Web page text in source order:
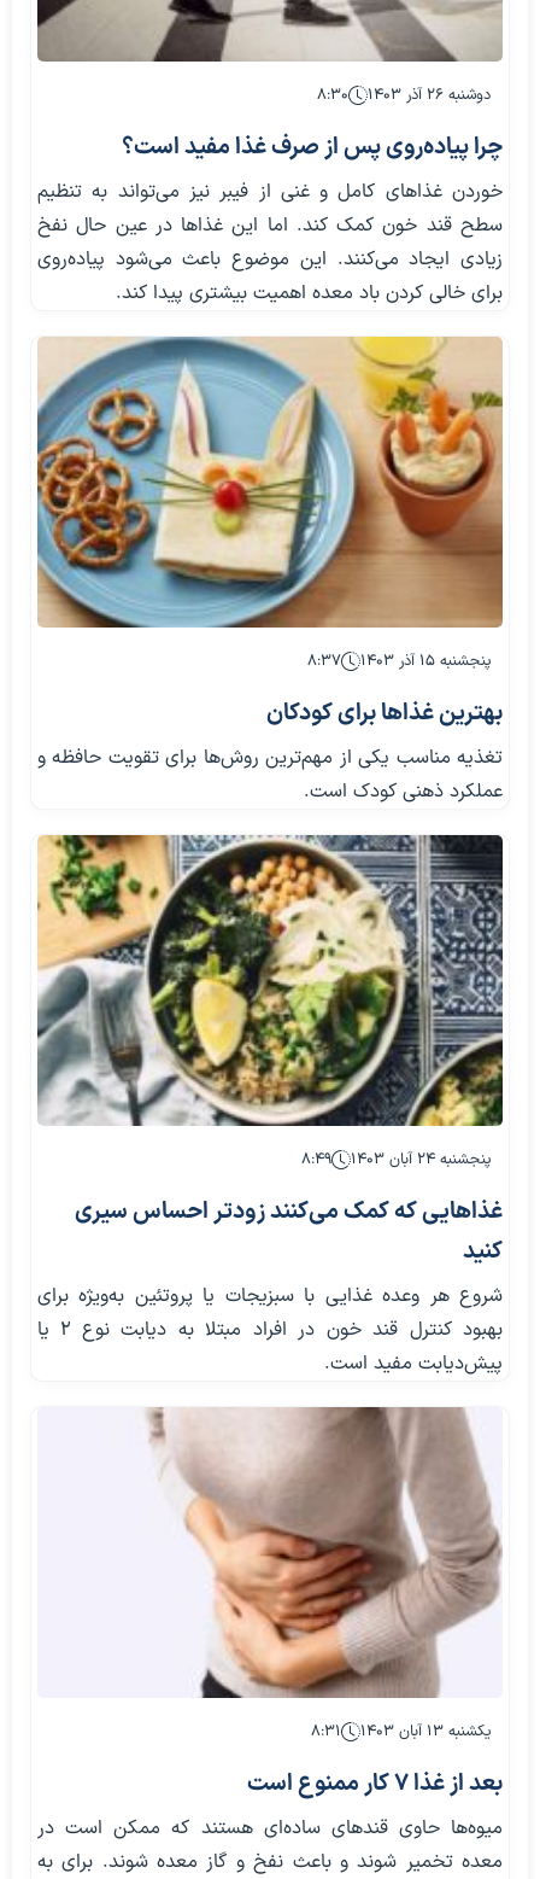
دوشنبه ۲۶ آذر ۱۴۰۳ ۸:۳۰
چرا پیاده‌روی پس از صرف غذا مفید است؟
خوردن غذاهای کامل و غنی از فیبر نیز می‌تواند به تنظیم
سطح قند خون کمک کند. اما این غذاها در عین حال نفخ
زیادی ایجاد می‌کنند. این موضوع باعث می‌شود پیاده‌روی‌
برای خالی کردن باد معده اهمیت بیشتری پیدا کند.
پنجشنبه ۱۵ آذر ۱۴۰۳ ۸:۳۷
بهترین غذاها برای کودکان
تغذیه مناسب یکی از مهم‌ترین روش‌ها برای تقویت حافظه و
عملکرد ذهنی کودک است.
پنجشنبه ۲۴ آبان ۱۴۰۳ ۸:۴۹
غذاهایی که کمک می‌کنند زودتر احساس سیری
کنید
شروع هر وعده غذایی با سبزیجات یا پروتئین به‌ویژه برای
بهبود کنترل قند خون در افراد مبتلا به دیابت نوع ۲ یا
پیش‌دیابت مفید است.
یکشنبه ۱۳ آبان ۱۴۰۳ ۸:۳۱
بعد از غذا ۷ کار ممنوع است
میوه‌ها حاوی قندهای ساده‌ای هستند که ممکن است در
معده تخمیر شوند و باعث نفخ و گاز معده شوند. برای به